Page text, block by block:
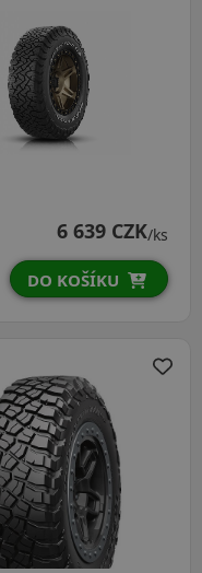
6 639 CZK/ks
DO KOŠÍKU